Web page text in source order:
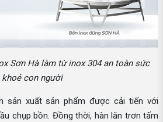
Sơn Hà làm từ inox 304 an toàn sức
khoẻ con người
sản xuất sản phẩm được cải tiến với
chụp bồn. Đồng thời, hàn lăn trơn tấm